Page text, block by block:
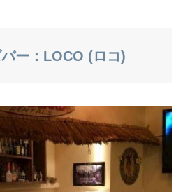
ー：LOCO (ロコ)